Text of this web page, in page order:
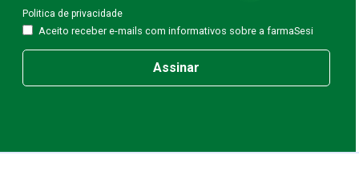
Politica de privacidade
Aceito receber e-mails com informativos sobre a farmaSesi
Assinar